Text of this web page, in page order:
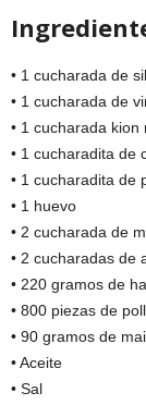
• 1 cucharada de
• 1 cucharada de
• 1 cucharada kion
• 1 cucharadita de
• 1 cucharadita de
• 1 huevo
• 2 cucharada de
• 2 cucharadas de
• 220 gramos de
• 800 piezas de
• 90 gramos de
• Aceite
• Sal